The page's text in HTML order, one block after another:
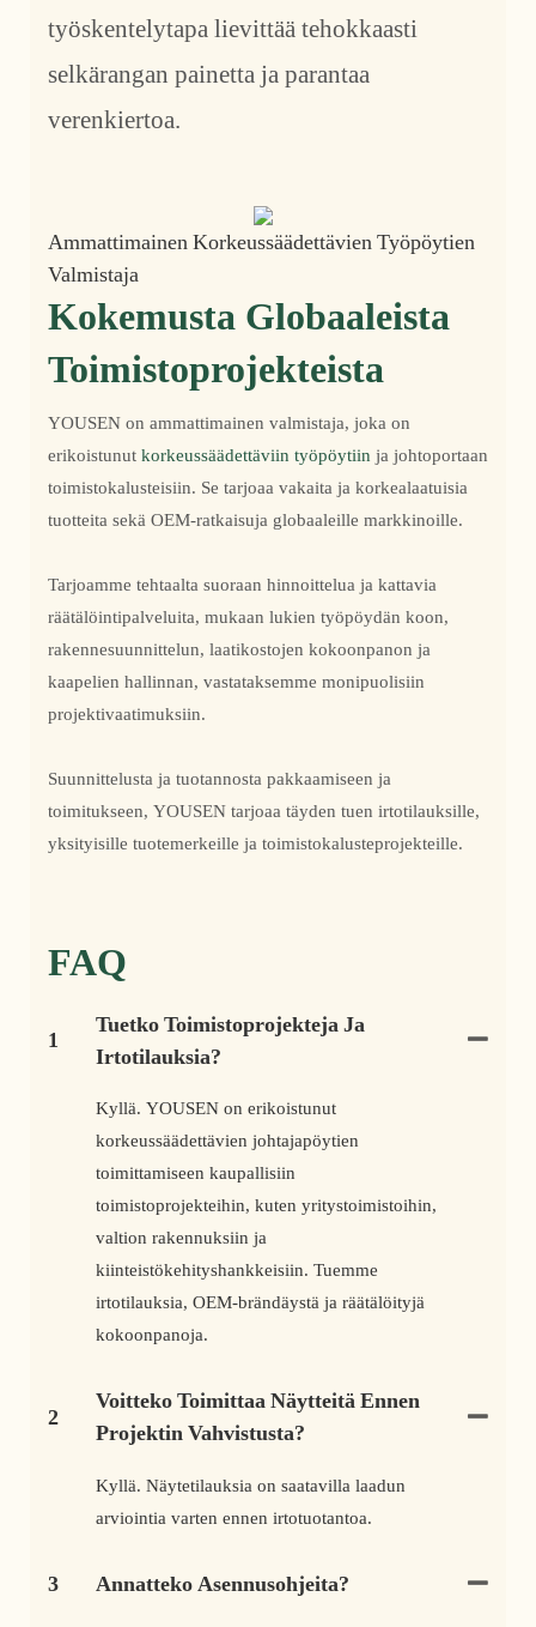
työskentelytapa lievittää tehokkaasti
selkärangan painetta ja parantaa
verenkiertoa.
Ammattimainen Korkeussäädettävien Työpöytien
Valmistaja
Kokemusta Globaaleista
Toimistoprojekteista
YOUSEN on ammattimainen valmistaja, joka on
erikoistunut korkeussäädettäviin työpöytiin ja johtoportaan
toimistokalusteisiin. Se tarjoaa vakaita ja korkealaatuisia
tuotteita sekä OEM-ratkaisuja globaaleille markkinoille.
Tarjoamme tehtaalta suoraan hinnoittelua ja kattavia
räätälöintipalveluita, mukaan lukien työpöydän koon,
rakennesuunnittelun, laatikostojen kokoonpanon ja
kaapelien hallinnan, vastataksemme monipuolisiin
projektivaatimuksiin.
Suunnittelusta ja tuotannosta pakkaamiseen ja
toimitukseen, YOUSEN tarjoaa täyden tuen irtotilauksille,
yksityisille tuotemerkeille ja toimistokalusteprojekteille.
FAQ
1
Tuetko Toimistoprojekteja Ja
Irtotilauksia?
Kyllä. YOUSEN on erikoistunut
korkeussäädettävien johtajapöytien
toimittamiseen kaupallisiin
toimistoprojekteihin, kuten yritystoimistoihin,
valtion rakennuksiin ja
kiinteistökehityshankkeisiin. Tuemme
irtotilauksia, OEM-brändäystä ja räätälöityjä
kokoonpanoja.
2
Voitteko Toimittaa Näytteitä Ennen
Projektin Vahvistusta?
Kyllä. Näytetilauksia on saatavilla laadun
arviointia varten ennen irtotuotantoa.
3 Annatteko Asennusohjeita?